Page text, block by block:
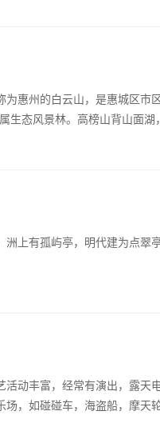
惠州的白云山，是惠城区市
生态风景林。高榜山背山面
上有孤屿亭，明代建为点翠
动丰富，经常有演出，露天
，如碰碰车，海盗船，摩天